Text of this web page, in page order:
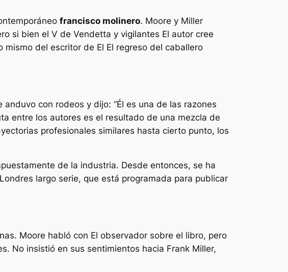
francisco molinero. Moore y Miller
si bien el V de Vendetta y vigilantes El autor cree
mismo del escritor de El El regreso del caballero
anduvo con rodeos y dijo: “Él es una de las razones
entre los autores es el resultado de una mezcla de
profesionales similares hasta cierto punto, los
de la industria. Desde entonces, se ha
Londres largo serie, que está programada para publicar
Moore habló con El observador sobre el libro, pero
No insistió en sus sentimientos hacia Frank Miller,